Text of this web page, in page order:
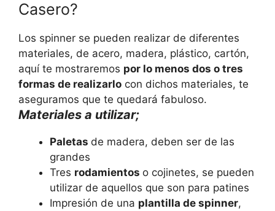
Casero?
Los spinner se pueden realizar de diferentes
materiales, de acero, madera, plástico, cartón,
aquí te mostraremos por lo menos dos o tres
formas de realizarlo con dichos materiales, te
aseguramos que te quedará fabuloso.
Materiales a utilizar;
Paletas de madera, deben ser de las
grandes
Tres rodamientos o cojinetes, se pueden
utilizar de aquellos que son para patines
Impresión de una plantilla de spinner,